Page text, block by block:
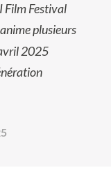
Film Festival
plusieurs
2025